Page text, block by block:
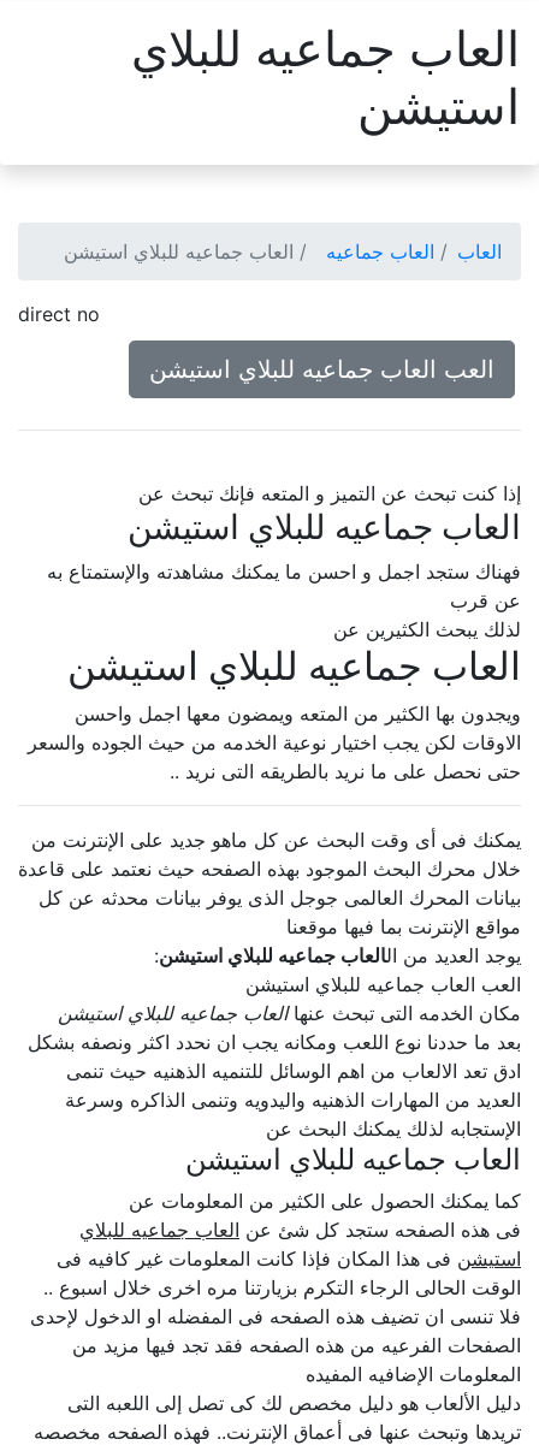
العاب جماعيه للبلاي
استيشن
العاب العاب جماعيه العاب جماعيه للبلاي استيشن
direct no
العب العاب جماعيه للبلاي استيشن
إذا كنت تبحث عن التميز و المتعه فإنك تبحث عن
العاب جماعيه للبلاي استيشن
فهناك ستجد اجمل و احسن ما يمكنك مشاهدته والإستمتاع به
عن قرب
لذلك يبحث الكثيرين عن
العاب جماعيه للبلاي استيشن
ويجدون بها الكثير من المتعه ويمضون معها اجمل واحسن
الاوقات لكن يجب اختيار نوعية الخدمه من حيث الجوده والسعر
حتى نحصل على ما نريد بالطريقه التى نريد ..
يمكنك فى أى وقت البحث عن كل ماهو جديد على الإنترنت من
خلال محرك البحث الموجود بهذه الصفحه حيث نعتمد على قاعدة
بيانات المحرك العالمى جوجل الذى يوفر بيانات محدثه عن كل
مواقع الإنترنت بما فيها موقعنا
يوجد العديد من ال العاب جماعيه للبلاي استيشن:
العب العاب جماعيه للبلاي استيشن
مكان الخدمه التى تبحث عنهاالعاب جماعيه للبلاي استيشن
بعد ما حددنا نوع اللعب ومكانه يجب ان نحدد اكثر ونصفه بشكل
ادق تعد الالعاب من اهم الوسائل للتنميه الذهنيه حيث تنمى
العديد من المهارات الذهنيه واليدويه وتنمى الذاكره وسرعة
الإستجابه لذلك يمكنك البحث عن
العاب جماعيه للبلاي استيشن
كما يمكنك الحصول على الكثير من المعلومات عن
فى هذه الصفحه ستجد كل شئ عنالعاب جماعيه للبلاي
استيشنفى هذا المكان فإذا كانت المعلومات غير كافيه فى
الوقت الحالى الرجاء التكرم بزيارتنا مره اخرى خلال اسبوع ..
فلا تنسى ان تضيف هذه الصفحه فى المفضله او الدخول لإحدى
الصفحات الفرعيه من هذه الصفحه فقد تجد فيها مزيد من
المعلومات الإضافيه المفيده
دليل الألعاب هو دليل مخصص لك كى تصل إلى اللعبه التى
تريدها وتبحث عنها فى أعماق الإنترنت.. فهذه الصفحه مخصصه